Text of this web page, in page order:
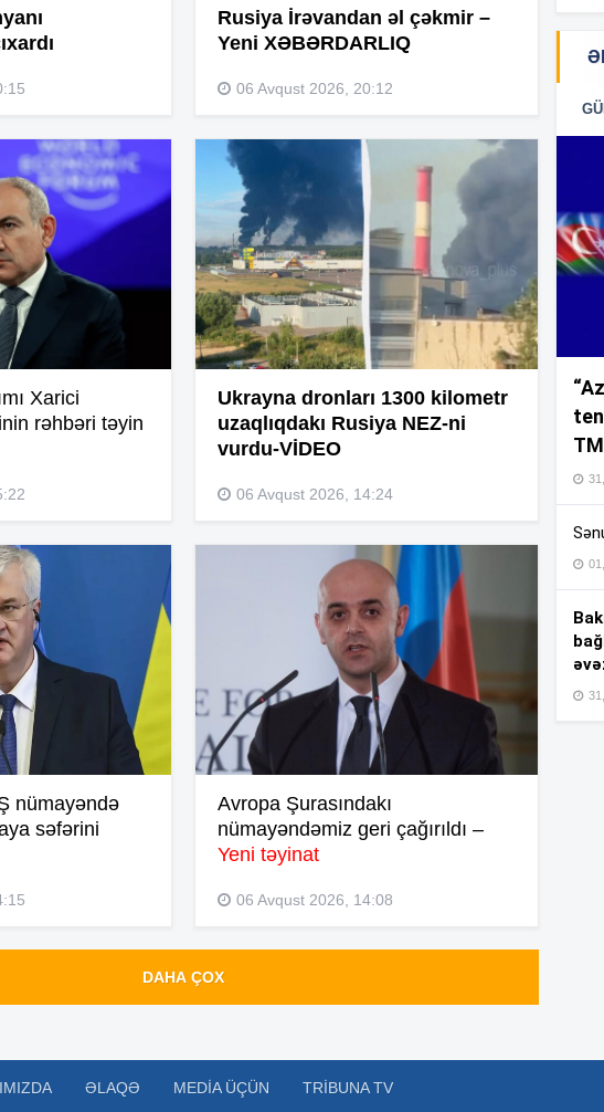
Rusiya İrəvandan əl çəkmir –
Yeni XƏBƏRDARLIQ
06 Avqust 2026, 20:12
Xarici
rəhbəri təyin
Ukrayna dronları 1300 kilometr
uzaqlıqdakı Rusiya NEZ-ni
vurdu-VİDEO
06 Avqust 2026, 14:24
nümayəndə
səfərini
Avropa Şurasındakı
nümayəndəmiz geri çağırıldı –
Yeni təyinat
06 Avqust 2026, 14:08
DAHA ÇOX
ƏLAQƏ MEDIA ÜÇÜN TRIBUNA TV